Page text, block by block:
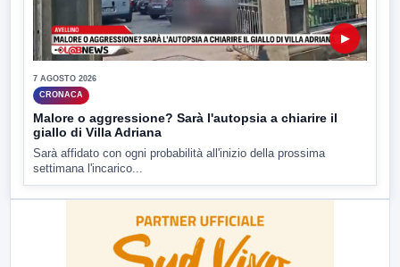
▶
7 AGOSTO 2026
CRONACA
Malore o aggressione? Sarà l'autopsia a chiarire il
giallo di Villa Adriana
Sarà affidato con ogni probabilità all'inizio della prossima
settimana l'incarico...